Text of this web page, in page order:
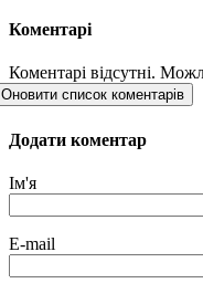
Коментарі
Коментарі відсутні.
Оновити список коментарів
Додати коментар
Ім'я
E-mail